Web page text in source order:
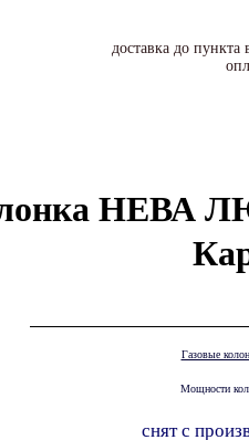
доставка до
НЕВА
Газовые
Мощности
снят с